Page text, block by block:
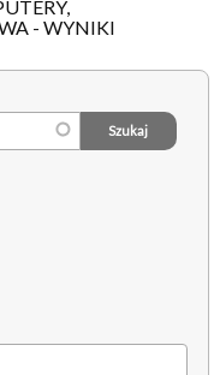
- WYNIKI